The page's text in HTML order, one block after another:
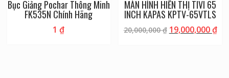
Bục Giảng Pochar Thông Minh
FK535N Chính Hãng
1₫
MÀN HÌNH HIỂN THỊ TIVI 65
INCH KAPAS KPTV-65VTLS
20,000,000₫ 19,000,000₫